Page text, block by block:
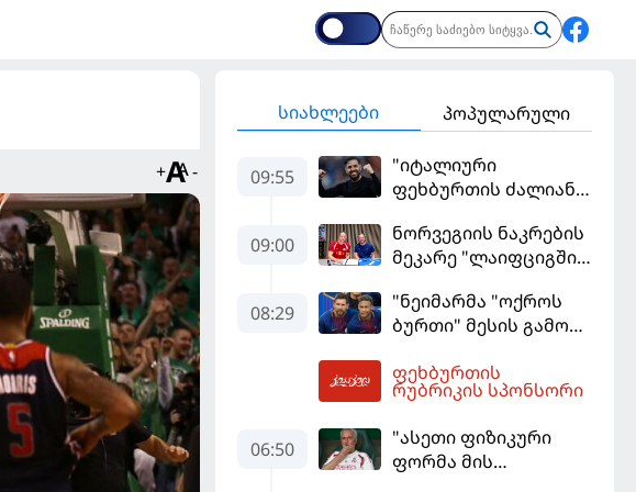
+ -
სიახლეები პოპულარული
09:55
"იტალიური
ფეხბურთის ძალიან
ფაბრეგასი
09:00
ნორვეგიის ნაკრების
მეკარე "ლაიფციგში"
08:29
"ნეიმარმა "ოქროს
ბურთი" მესის გამო
ბრაზილიელის
ყოფილი აგენტი
ფეხბურთის
რუბრიკის სპონსორი
06:50
"ასეთი ფიზიკური
ფორმა მის